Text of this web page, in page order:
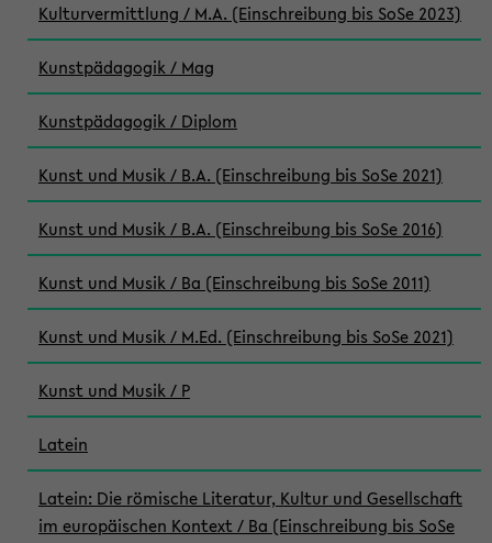
Kulturvermittlung / M.A. (Einschreibung bis SoSe 2023)
Kunstpädagogik / Mag
Kunstpädagogik / Diplom
Kunst und Musik / B.A. (Einschreibung bis SoSe 2021)
Kunst und Musik / B.A. (Einschreibung bis SoSe 2016)
Kunst und Musik / Ba (Einschreibung bis SoSe 2011)
Kunst und Musik / M.Ed. (Einschreibung bis SoSe 2021)
Kunst und Musik / P
Latein
Latein: Die römische Literatur, Kultur und Gesellschaft
im europäischen Kontext / Ba (Einschreibung bis SoSe